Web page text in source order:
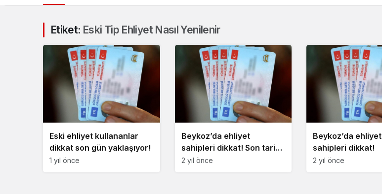
Etiket: Eski Tip Ehliyet Nasıl Yenilenir
Eski ehliyet kullananlar
dikkat son gün yaklaşıyor!
1 yıl önce
Beykoz’da ehliyet
sahipleri dikkat! Son tarih
31 Aralık
2 yıl önce
Beykoz’da ehliyet
sahipleri dikkat!
2 yıl önce